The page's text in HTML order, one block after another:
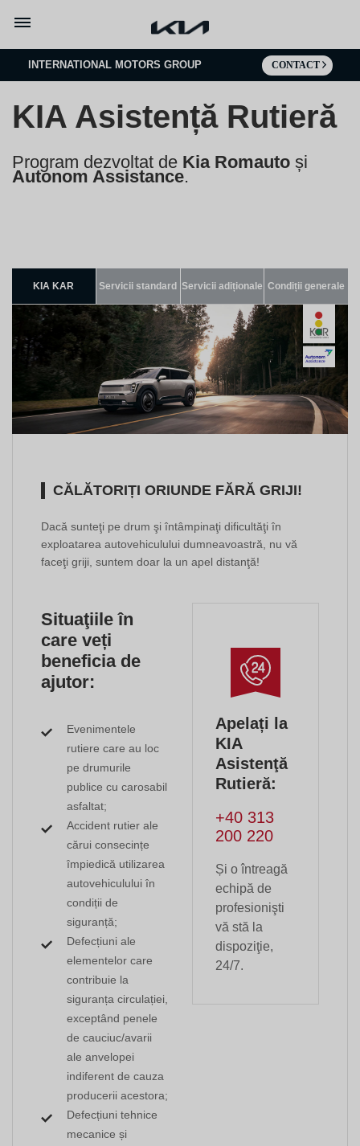
INTERNATIONAL MOTORS GROUP CONTACT
KIA Asistență Rutieră
Program dezvoltat de Kia Romauto și
Autonom Assistance.
KIA KAR Servicii standard Servicii adiționale Condiții generale
CĂLĂTORIȚI ORIUNDE FĂRĂ GRIJI!
Dacă sunteţi pe drum şi întâmpinaţi dificultăţi în
exploatarea autovehiculului dumneavoastră, nu vă
faceţi griji, suntem doar la un apel distanţă!
Situaţiile în
care veți
beneficia de
ajutor:
Evenimentele
rutiere care au loc
pe drumurile
publice cu carosabil
asfaltat;
Accident rutier ale
cărui consecințe
împiedică utilizarea
autovehiculului în
condiții de
siguranță;
Defecțiuni ale
elementelor care
contribuie la
siguranța circulației,
exceptând penele
de cauciuc/avarii
ale anvelopei
indiferent de cauza
producerii acestora;
Defecțiuni tehnice
mecanice și
Apelați la
KIA
Asistenţă
Rutieră:
+40 313
200 220
Și o întreagă
echipă de
profesionişti
vă stă la
dispoziţie,
24/7.